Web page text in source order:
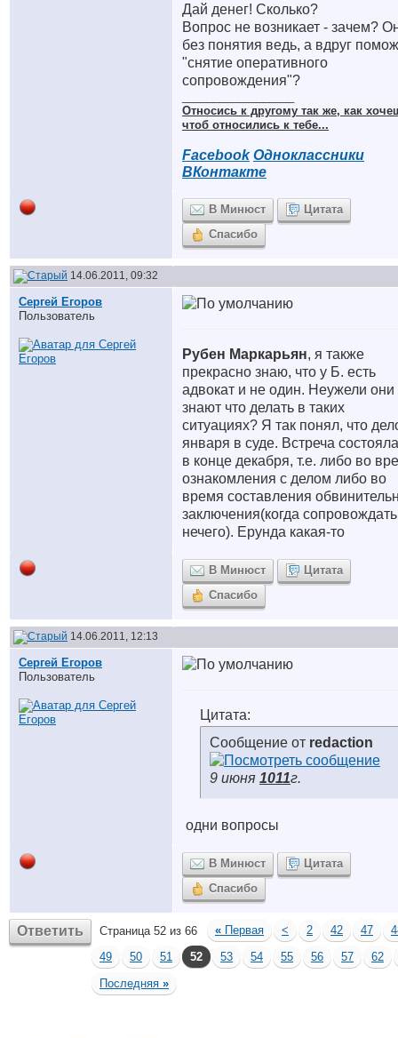
Дай денег! Сколько?
Вопрос не возникает - зачем?
без понятия ведь, а вдруг
"снятие оперативного
сопровождения"?
Относись к другому так же, как
чтоб относились к тебе...
Facebook Одноклассники
ВКонтакте
В Минюст
Цитата
Спасибо
14.06.2011, 09:32
Сергей Егоров
Пользователь
Рубен Маркарьян, я также
прекрасно знаю, что у Б. есть
адвокат и не один. Неужели они
знают что делать в таких
ситуациях? Я так понял, что
января в суде. Встреча
в конце декабря, т.е. либо во
ознакомления с делом либо во
время составления
заключения(когда сопровождать
нечего). Ерунда какая-то
В Минюст
Цитата
Спасибо
14.06.2011, 12:13
Сергей Егоров
Пользователь
Цитата:
Сообщение от redaction
9 июня 1011г.
одни вопросы
В Минюст
Цитата
Спасибо
Ответить Страница 52 из 66 « Первая < 2 42 47
49
50 51 52 53 54 55 56 57
62
Последняя »